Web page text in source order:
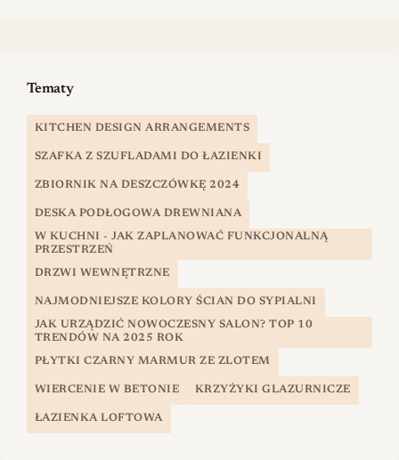
Tematy
KITCHEN DESIGN ARRANGEMENTS
SZAFKA Z SZUFLADAMI DO ŁAZIENKI
ZBIORNIK NA DESZCZÓWKĘ 2024
DESKA PODŁOGOWA DREWNIANA
W KUCHNI - JAK ZAPLANOWAĆ FUNKCJONALNĄ
PRZESTRZEŃ
DRZWI WEWNĘTRZNE
NAJMODNIEJSZE KOLORY ŚCIAN DO SYPIALNI
JAK URZĄDZIĆ NOWOCZESNY SALON? TOP 10
TRENDÓW NA 2025 ROK
PŁYTKI CZARNY MARMUR ZE ZLOTEM
WIERCENIE W BETONIE KRZYŻYKI GLAZURNICZE
ŁAZIENKA LOFTOWA